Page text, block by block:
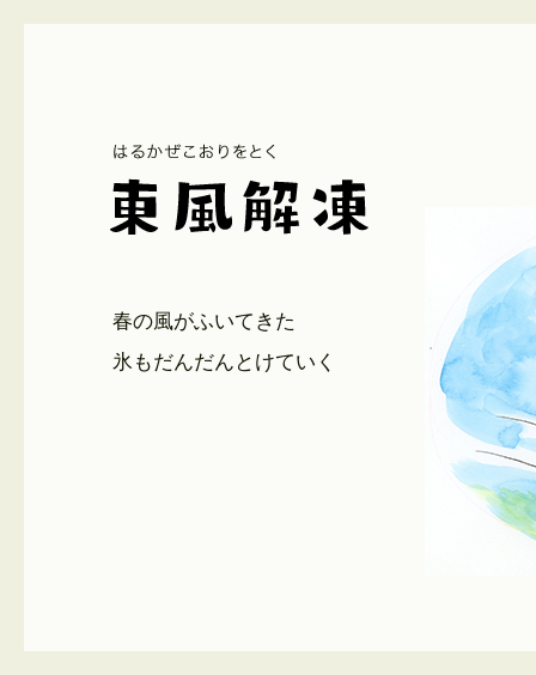
春の風がふいてきた
氷もだんだんとけていく